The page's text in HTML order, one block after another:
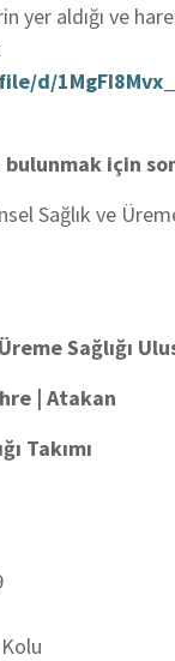
yer aldığı ve
d/
bulunmak için
Sağlık ve
Sağlığı
| Atakan
Takımı